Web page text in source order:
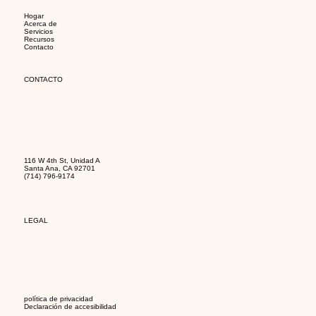
Hogar
Acerca de
Servicios
Recursos
Contacto
CONTACTO
116 W 4th St, Unidad A
Santa Ana, CA 92701
(714) 796-9174
LEGAL
política de privacidad
Declaración de accesibilidad